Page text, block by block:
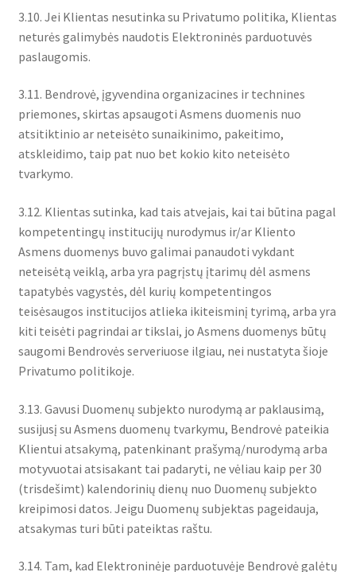
3.10. Jei Klientas nesutinka su Privatumo politika, Klientas
neturės galimybės naudotis Elektroninės parduotuvės
paslaugomis.
3.11. Bendrovė, įgyvendina organizacines ir technines
priemones, skirtas apsaugoti Asmens duomenis nuo
atsitiktinio ar neteisėto sunaikinimo, pakeitimo,
atskleidimo, taip pat nuo bet kokio kito neteisėto
tvarkymo.
3.12. Klientas sutinka, kad tais atvejais, kai tai būtina pagal
kompetentingų institucijų nurodymus ir/ar Kliento
Asmens duomenys buvo galimai panaudoti vykdant
neteisėtą veiklą, arba yra pagrįstų įtarimų dėl asmens
tapatybės vagystės, dėl kurių kompetentingos
teisėsaugos institucijos atlieka ikiteisminį tyrimą, arba yra
kiti teisėti pagrindai ar tikslai, jo Asmens duomenys būtų
saugomi Bendrovės serveriuose ilgiau, nei nustatyta šioje
Privatumo politikoje.
3.13. Gavusi Duomenų subjekto nurodymą ar paklausimą,
susijusį su Asmens duomenų tvarkymu, Bendrovė pateikia
Klientui atsakymą, patenkinant prašymą/nurodymą arba
motyvuotai atsisakant tai padaryti, ne vėliau kaip per 30
(trisdešimt) kalendorinių dienų nuo Duomenų subjekto
kreipimosi datos. Jeigu Duomenų subjektas pageidauja,
atsakymas turi būti pateiktas raštu.
3.14. Tam, kad Elektroninėje parduotuvėje Bendrovė galėtų